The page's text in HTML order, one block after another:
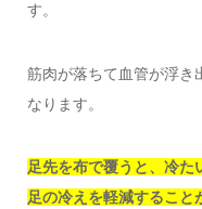
す。
筋肉が落ちて血管が浮き
なります。
足先を布で覆うと、冷た
足の冷えを軽減すること